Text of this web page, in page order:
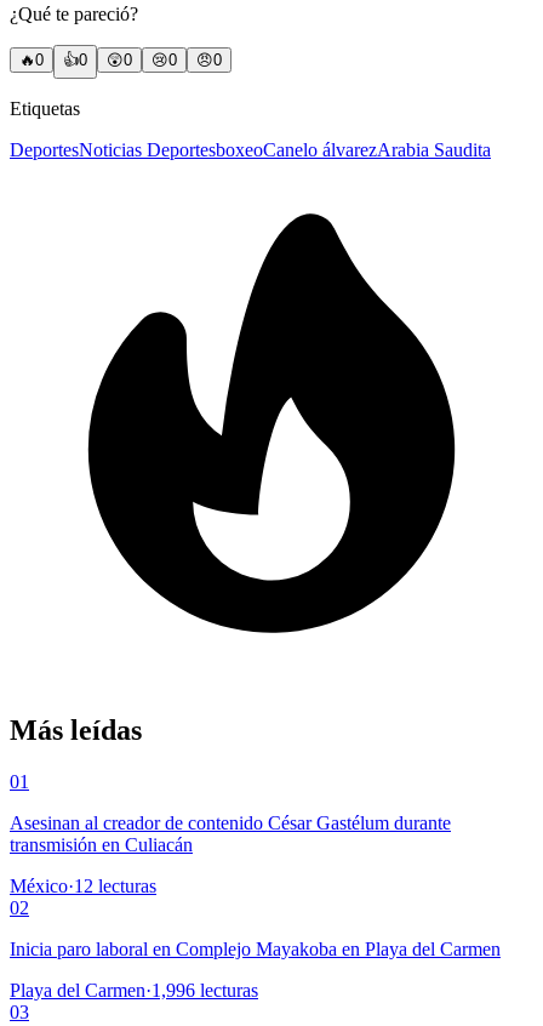
¿Qué te pareció?
🔥0 👍0 😲0 😢0 😠0
Etiquetas
DeportesNoticias DeportesboxeoCanelo álvarezArabia Saudita
Más leídas
01
Asesinan al creador de contenido César Gastélum durante
transmisión en Culiacán
México·12 lecturas
02
Inicia paro laboral en Complejo Mayakoba en Playa del Carmen
Playa del Carmen·1,996 lecturas
03